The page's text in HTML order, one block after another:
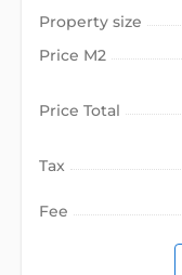
Property size
Price M2
Price Total
Tax
Fee